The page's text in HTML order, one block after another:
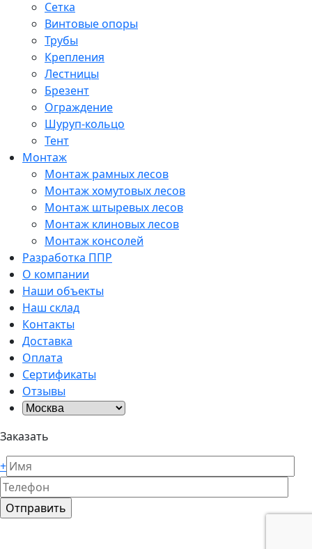
Сетка
Винтовые опоры
Трубы
Крепления
Лестницы
Брезент
Ограждение
Шуруп-кольцо
Тент
Монтаж
Монтаж рамных лесов
Монтаж хомутовых лесов
Монтаж штыревых лесов
Монтаж клиновых лесов
Монтаж консолей
Разработка ППР
О компании
Наши объекты
Наш склад
Контакты
Доставка
Оплата
Сертификаты
Отзывы
Заказать
+